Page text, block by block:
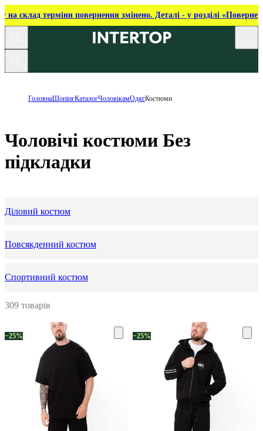
на склад терміни повернення змінено. Деталі - у розділі
ГоловнаШопінгКаталогЧоловікамОдягКостюми
Чоловічі костюми Без
підкладки
Діловий костюм
Повсякденний костюм
Спортивний костюм
309 товарів
−25% −25%